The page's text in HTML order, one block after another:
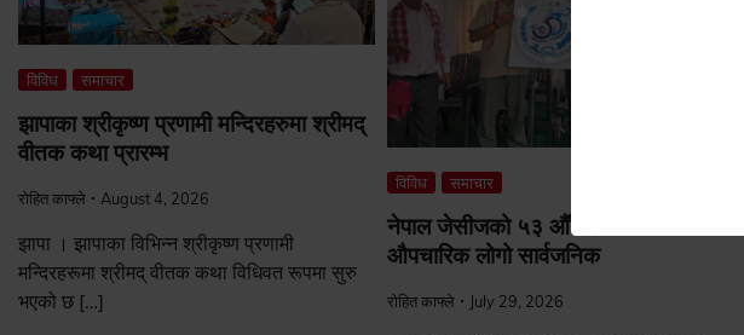
विविध समाचार
झापाका श्रीकृष्ण प्रणामी मन्दिरहरुमा श्रीमद्
वीतक कथा प्रारम्भ
रोहित काफ्ले August 4, 2026
झापा । झापाका विभिन्न श्रीकृष्ण प्रणामी
मन्दिरहरूमा श्रीमद् वीतक कथा विधिवत रूपमा सुरु
भएको छ […]
विविध समाचार
नेपाल जेसीजको ५३ औँ महाधिवेशनको
औपचारिक लोगो सार्वजनिक
रोहित काफ्ले July 29, 2026